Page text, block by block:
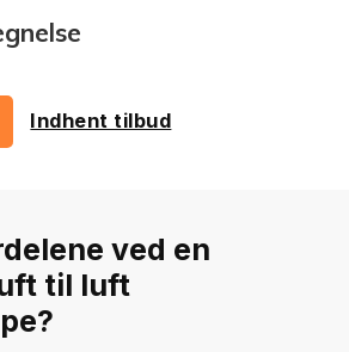
Indhent tilbud
ved en
til luft